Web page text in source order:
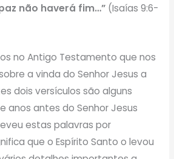
não haverá fim…”(Isaías 9:6-
no Antigo Testamento que nos
a vinda do Senhor Jesus a
dois versículos são alguns
anos antes do Senhor Jesus
estas palavras por
que o Espírito Santo o levou